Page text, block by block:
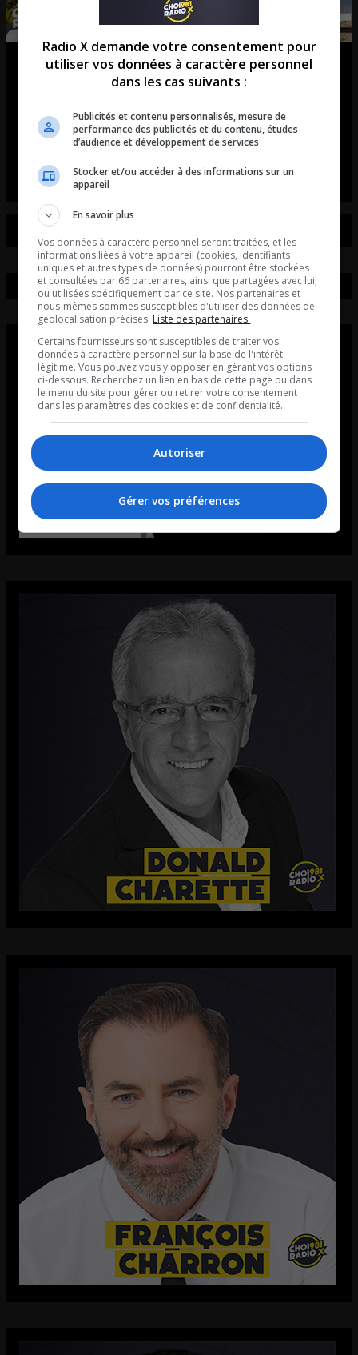
Match2Ride : l’application qui
de voitures et de motos!
Radio X demande votre consentement pour
utiliser vos données à caractère personnel
dans les cas suivants :
Publicités et contenu personnalisés, mesure de
performance des publicités et du contenu, études
d’audience et développement de services
Stocker et/ou accéder à des informations sur un
appareil
En savoir plus
Vos données à caractère personnel seront traitées, et les
informations liées à votre appareil (cookies, identifiants
uniques et autres types de données) pourront être stockées
et consultées par 66 partenaires, ainsi que partagées avec lui,
ou utilisées spécifiquement par ce site. Nos partenaires et
nous-mêmes sommes susceptibles d'utiliser des données de
géolocalisation précises. Liste des partenaires.
Certains fournisseurs sont susceptibles de traiter vos
données à caractère personnel sur la base de l'intérêt
légitime. Vous pouvez vous y opposer en gérant vos options
ci-dessous. Recherchez un lien en bas de cette page ou dans
le menu du site pour gérer ou retirer votre consentement
dans les paramètres des cookies et de confidentialité.
Autoriser
Gérer vos préférences